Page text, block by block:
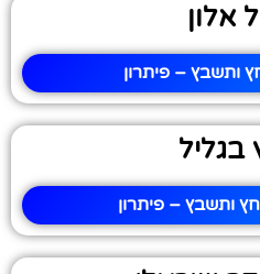
אלון
ותשבץ – פיתרון
בגליל
ותשבץ – פיתרון